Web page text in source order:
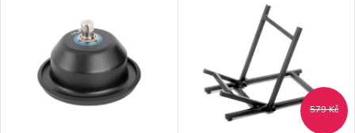
Abecedně
579 Kč